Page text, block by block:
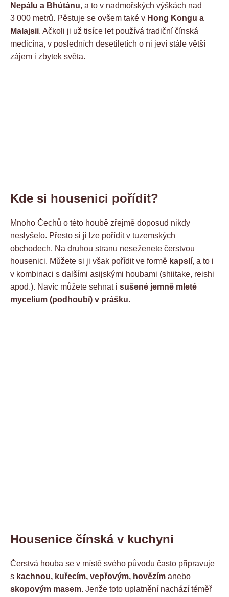
Nepálu a Bhútánu, a to v nadmořských výškách nad
3 000 metrů. Pěstuje se ovšem také v Hong Kongu a
Malajsii. Ačkoli ji už tisíce let používá tradiční čínská
medicína, v posledních desetiletích o ni jeví stále větší
zájem i zbytek světa.
Kde si housenici pořídit?
Mnoho Čechů o této houbě zřejmě doposud nikdy
neslyšelo. Přesto si ji lze pořídit v tuzemských
obchodech. Na druhou stranu neseženete čerstvou
housenici. Můžete si ji však pořídit ve formě kapslí, a to i
v kombinaci s dalšími asijskými houbami (shiitake, reishi
apod.). Navíc můžete sehnat i sušené jemně mleté
mycelium (podhoubí) v prášku.
Housenice čínská v kuchyni
Čerstvá houba se v místě svého původu často připravuje
s kachnou, kuřecím, vepřovým, hovězím anebo
skopovým masem. Jenže toto uplatnění nachází téměř